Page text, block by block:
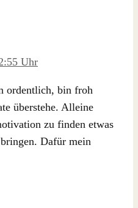
Uhr
ordentlich, bin froh
überstehe. Alleine
zu finden etwas
Dafür mein